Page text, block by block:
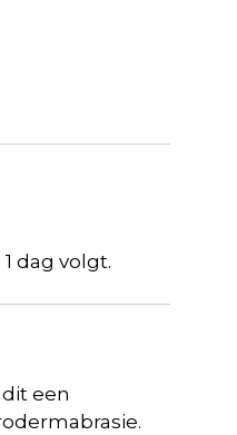
dag volgt.
een